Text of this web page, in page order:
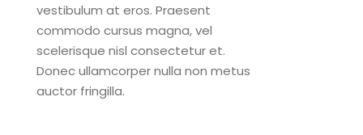
vestibulum at eros. Praesent
commodo cursus magna, vel
scelerisque nisl consectetur et.
Donec ullamcorper nulla non metus
auctor fringilla.